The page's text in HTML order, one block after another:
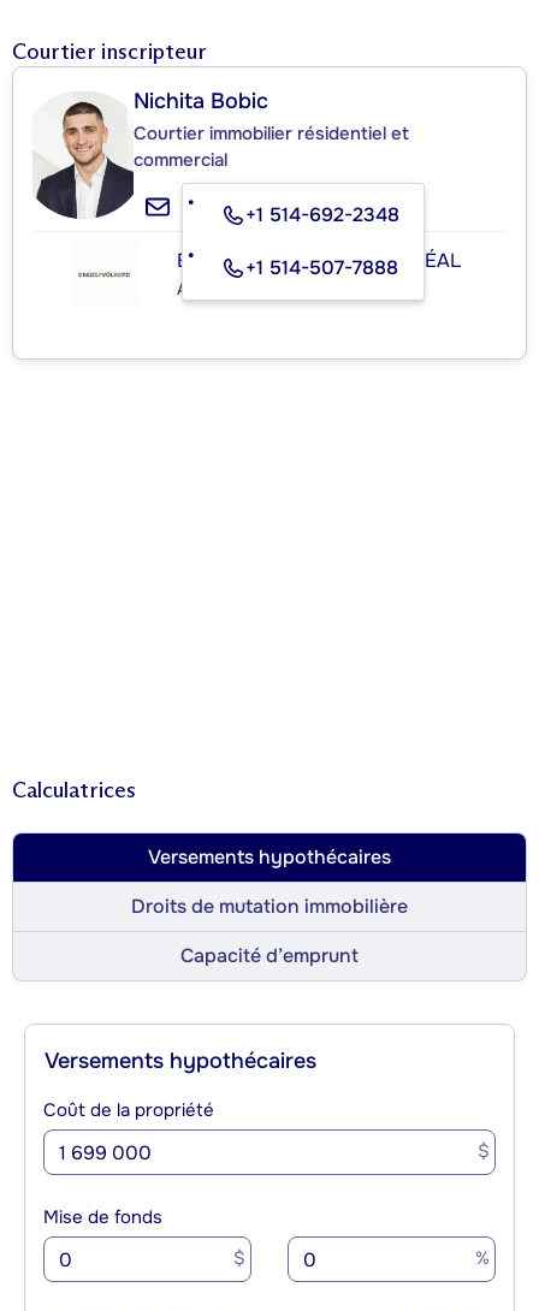
Courtier inscripteur
Nichita Bobic
Courtier immobilier résidentiel et
commercial
+1 514-692-2348
+1 514-507-7888
ENGEL & VÖLKERS MONTRÉAL
Agence immobilière
Calculatrices
Versements hypothécaires
Droits de mutation immobilière
Capacité d’emprunt
Versements hypothécaires
Coût de la propriété
$
Mise de fonds
$ %